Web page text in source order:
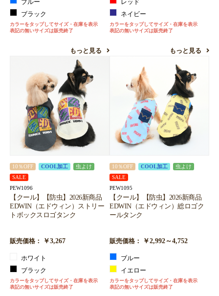
ブルー
ブラック
カラーをタップしてサイズ・在庫を表示
表記の無いサイズは販売終了
もっと見る
レッド
ネイビー
カラーをタップしてサイズ・在庫を表示
表記の無いサイズは販売終了
もっと見る
10％OFF COOL加工
虫よけ
SALE
PEW1096
【クール】【防虫】2026新商品
EDWIN（エドウィン）ストリー
トボックスロゴタンク
販売価格： ￥3,267
ホワイト
ブラック
カラーをタップしてサイズ・在庫を表示
表記の無いサイズは販売終了
10％OFF COOL加工
虫よけ
SALE
PEW1095
【クール】【防虫】2026新商品
EDWIN（エドウィン）総ロゴク
ールタンク
販売価格： ￥2,992～4,752
ブルー
イエロー
カラーをタップしてサイズ・在庫を表示
表記の無いサイズは販売終了